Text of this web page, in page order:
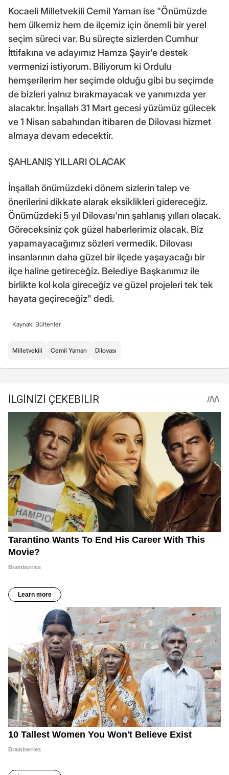
Kocaeli Milletvekili Cemil Yaman ise "Önümüzde
hem ülkemiz hem de ilçemiz için önemli bir yerel
seçim süreci var. Bu süreçte sizlerden Cumhur
İttifakına ve adayımız Hamza Şayir'e destek
vermenizi istiyorum. Biliyorum ki Ordulu
hemşerilerim her seçimde olduğu gibi bu seçimde
de bizleri yalnız bırakmayacak ve yanımızda yer
alacaktır. İnşallah 31 Mart gecesi yüzümüz gülecek
ve 1 Nisan sabahından itibaren de Dilovası hizmet
almaya devam edecektir.
ŞAHLANIŞ YILLARI OLACAK
İnşallah önümüzdeki dönem sizlerin talep ve
önerilerini dikkate alarak eksiklikleri gidereceğiz.
Önümüzdeki 5 yıl Dilovası'nın şahlanış yılları olacak.
Göreceksiniz çok güzel haberlerimiz olacak. Biz
yapamayacağımız sözleri vermedik. Dilovası
insanlarının daha güzel bir ilçede yaşayacağı bir
ilçe haline getireceğiz. Belediye Başkanımız ile
birlikte kol kola gireceğiz ve güzel projeleri tek tek
hayata geçireceğiz" dedi.
Kaynak: Bültenler
Milletvekili Cemil Yaman Dilovası